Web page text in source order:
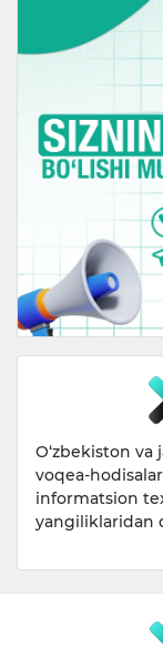
O‘zbekiston va
voqea-
informatsion
yangiliklaridan